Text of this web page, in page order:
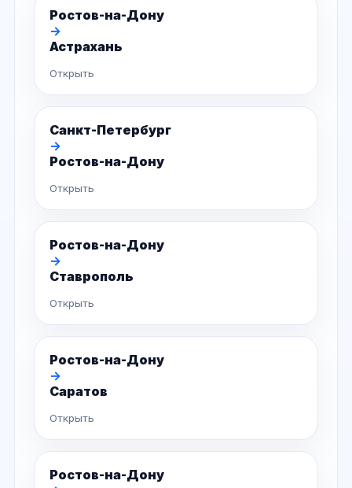
Ростов-на-Дону
→
Астрахань
Открыть
Санкт-Петербург
→
Ростов-на-Дону
Открыть
Ростов-на-Дону
→
Ставрополь
Открыть
Ростов-на-Дону
→
Саратов
Открыть
Ростов-на-Дону